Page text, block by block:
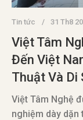
Tin tức 31 Th8
Việt Tâm
Đến Việt
Thuật Và Di
Việt Tâm Nghệ
nghiệm dày dặn